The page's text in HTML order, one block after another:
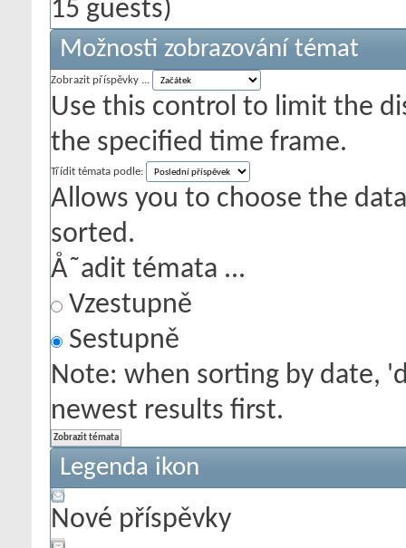
15 guests)
Možnosti zobrazování témat
Zobrazit příspěvky ...
Use this control to limit the
the specified time frame.
Třídit témata podle:
Allows you to choose the
sorted.
Å˜adit témata ...
Vzestupně
Sestupně
Note: when sorting by date,
newest results first.
Legenda ikon
Nové příspěvky